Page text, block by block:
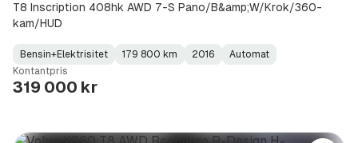
T8 Inscription 408hk AWD 7-S Pano/B&amp;W/Krok/360-
kam/HUD
Fuel
Type:
Bensin+Elektrisitet
Kilometerstand: 179 800 km
Model
Year:
2016
Gearbox
Type:
Automat
Kontantpris
319 000 kr